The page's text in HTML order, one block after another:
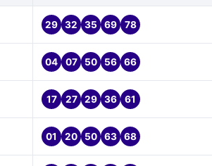
29 32 35 69 78
04 07 50 56 66
17 27 29 36 61
01 20 50 63 68